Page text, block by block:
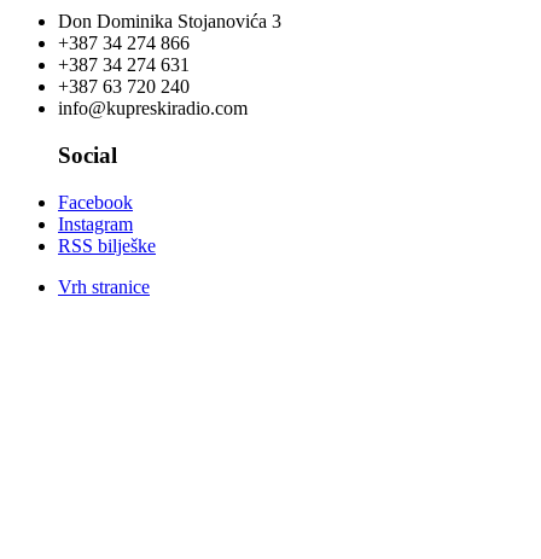
Don Dominika Stojanovića 3
+387 34 274 866
+387 34 274 631
+387 63 720 240
info@kupreskiradio.com
Social
Facebook
Instagram
RSS bilješke
Vrh stranice